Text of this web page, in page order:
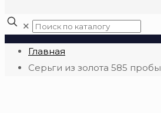
✕
Главная
Серьги из золота 585 пробы